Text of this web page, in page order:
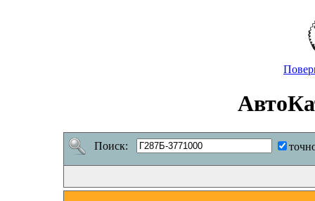
Поиск: